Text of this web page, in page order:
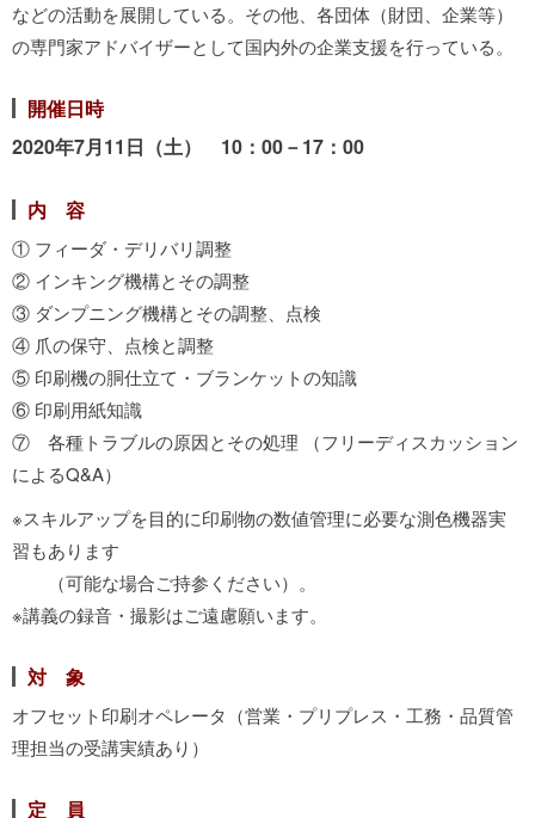
などの活動を展開している。その他、各団体（財団、企業等）
の専門家アドバイザーとして国内外の企業支援を行っている。
開催日時
2020年7月11日（土） 10：00－17：00
内 容
① フィーダ・デリバリ調整
② インキング機構とその調整
③ ダンプニング機構とその調整、点検
④ 爪の保守、点検と調整
⑤ 印刷機の胴仕立て・ブランケットの知識
⑥ 印刷用紙知識
⑦ 各種トラブルの原因とその処理 （フリーディスカッション
によるQ&A）
※スキルアップを目的に印刷物の数値管理に必要な測色機器実
習もあります
（可能な場合ご持参ください）。
※講義の録音・撮影はご遠慮願います。
対 象
オフセット印刷オペレータ（営業・プリプレス・工務・品質管
理担当の受講実績あり）
定 員